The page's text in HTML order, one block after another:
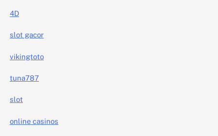
4D
slot gacor
vikingtoto
tuna787
slot
online casinos